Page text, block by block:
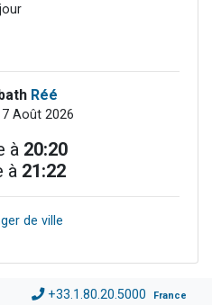
Réé
Août 2026
à 20:20
à 21:22
de ville
+33.1.80.20.5000 France